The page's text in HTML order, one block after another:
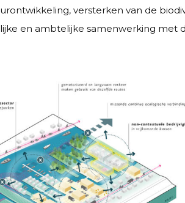
versterken van de
en ambtelijke samenwerking met